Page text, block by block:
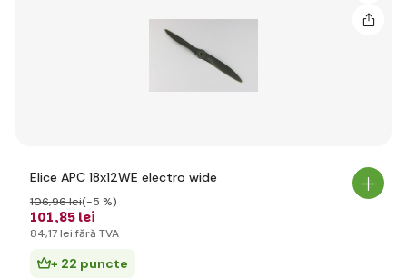
Elice APC 18x12WE electro wide
101,85 lei
106,96 lei(-5 %)
84,17 lei fără TVA
+ 22 puncte